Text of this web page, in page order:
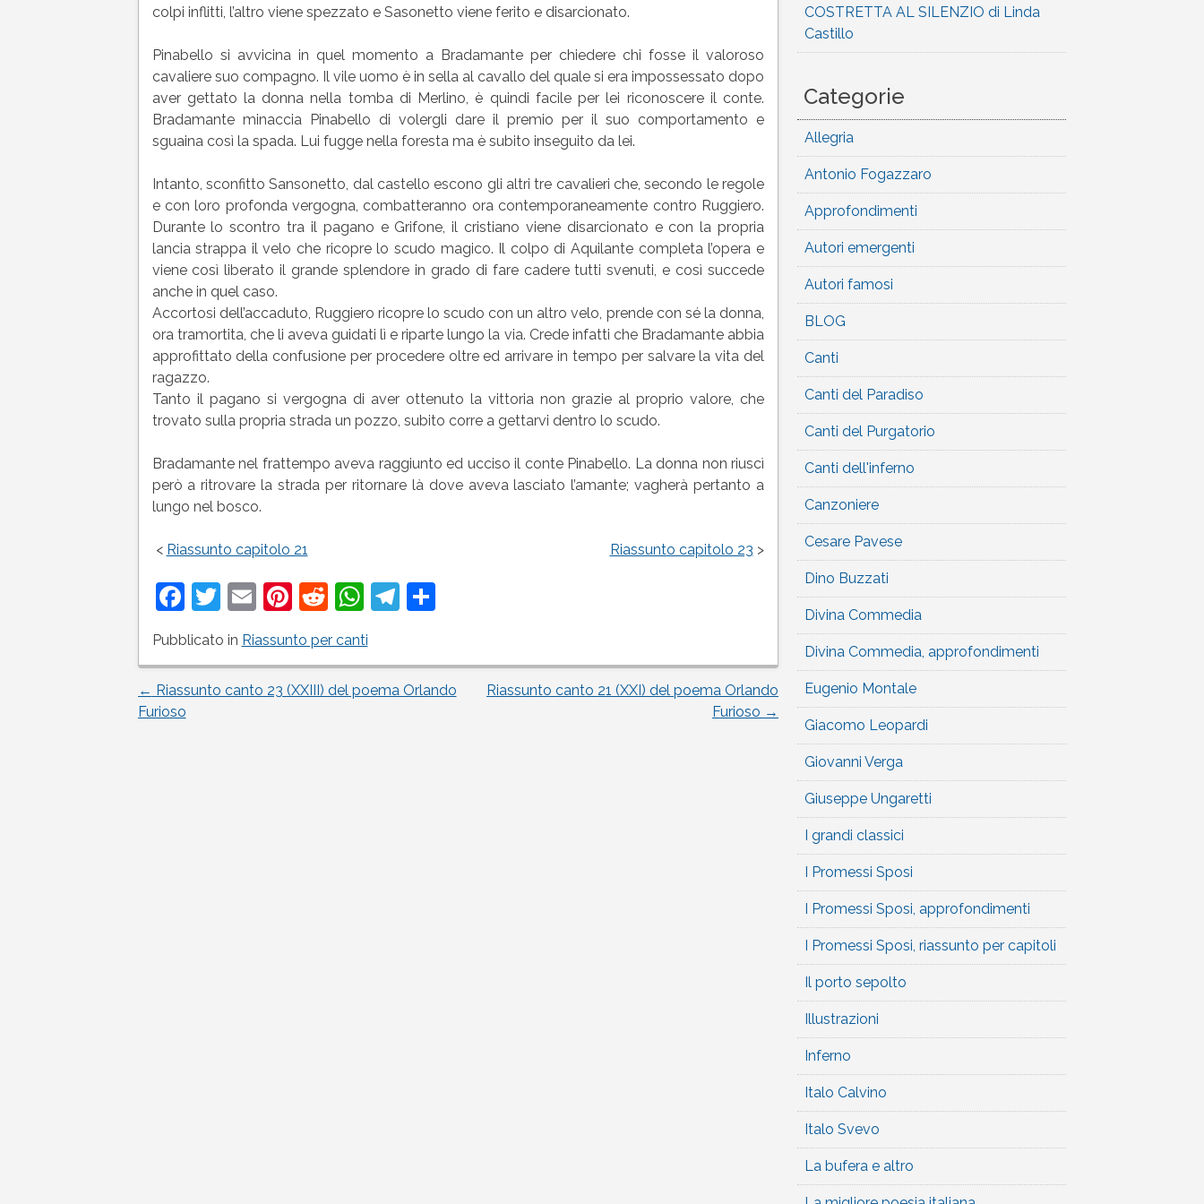
colpi inflitti, l’altro viene spezzato e Sasonetto viene ferito e disarcionato.
Pinabello si avvicina in quel momento a Bradamante per chiedere chi fosse il valoroso
cavaliere suo compagno. Il vile uomo è in sella al cavallo del quale si era impossessato dopo
aver gettato la donna nella tomba di Merlino, è quindi facile per lei riconoscere il conte.
Bradamante minaccia Pinabello di volergli dare il premio per il suo comportamento e
sguaina così la spada. Lui fugge nella foresta ma è subito inseguito da lei.
Intanto, sconfitto Sansonetto, dal castello escono gli altri tre cavalieri che, secondo le regole
e con loro profonda vergogna, combatteranno ora contemporaneamente contro Ruggiero.
Durante lo scontro tra il pagano e Grifone, il cristiano viene disarcionato e con la propria
lancia strappa il velo che ricopre lo scudo magico. Il colpo di Aquilante completa l’opera e
viene così liberato il grande splendore in grado di fare cadere tutti svenuti, e così succede
anche in quel caso.
Accortosi dell’accaduto, Ruggiero ricopre lo scudo con un altro velo, prende con sé la donna,
ora tramortita, che li aveva guidati lì e riparte lungo la via. Crede infatti che Bradamante abbia
approfittato della confusione per procedere oltre ed arrivare in tempo per salvare la vita del
ragazzo.
Tanto il pagano si vergogna di aver ottenuto la vittoria non grazie al proprio valore, che
trovato sulla propria strada un pozzo, subito corre a gettarvi dentro lo scudo.
Bradamante nel frattempo aveva raggiunto ed ucciso il conte Pinabello. La donna non riuscì
però a ritrovare la strada per ritornare là dove aveva lasciato l’amante; vagherà pertanto a
lungo nel bosco.
< Riassunto capitolo 21 Riassunto capitolo 23 >
Facebook
Twitter
EmailPinterest
Reddit
WhatsApp
Telegram
Condividi
Pubblicato in Riassunto per canti
Navigazione
← Riassunto canto 23 (XXIII) del poema Orlando
Furioso
Riassunto canto 21 (XXI) del poema Orlando
Furioso →
COSTRETTA AL SILENZIO di Linda
Castillo
Categorie
Allegria
Antonio Fogazzaro
Approfondimenti
Autori emergenti
Autori famosi
BLOG
Canti
Canti del Paradiso
Canti del Purgatorio
Canti dell'inferno
Canzoniere
Cesare Pavese
Dino Buzzati
Divina Commedia
Divina Commedia, approfondimenti
Eugenio Montale
Giacomo Leopardi
Giovanni Verga
Giuseppe Ungaretti
I grandi classici
I Promessi Sposi
I Promessi Sposi, approfondimenti
I Promessi Sposi, riassunto per capitoli
Il porto sepolto
Illustrazioni
Inferno
Italo Calvino
Italo Svevo
La bufera e altro